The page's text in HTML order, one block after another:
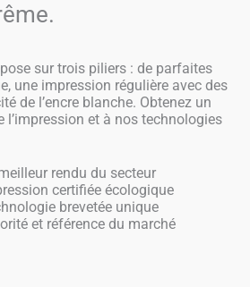
sur trois piliers : de parfaites
une impression régulière avec des
de l’encre blanche. Obtenez un
et à nos technologies
rendu du secteur
certifiée écologique
brevetée unique
et référence du marché